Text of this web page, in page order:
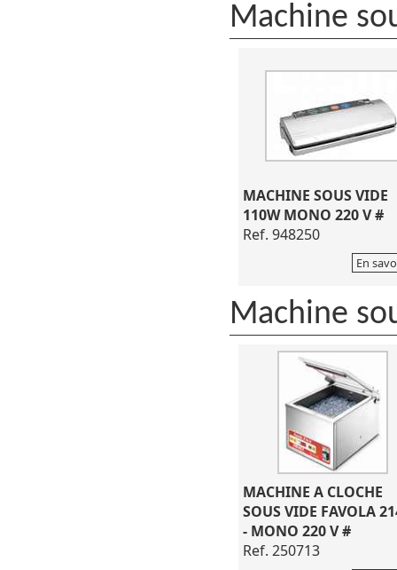
Machine
MACHINE SOUS VIDE
110W MONO 220 V #
Ref. 948250
En
Machine
MACHINE A CLOCHE
SOUS VIDE FAVOLA
- MONO 220 V #
Ref. 250713